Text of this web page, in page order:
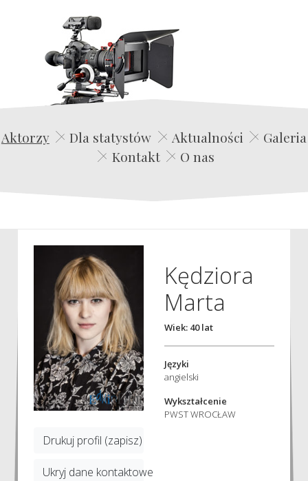
Edwin Film Agencja Aktorska
Aktorzy Dla statystów Aktualności
Galeria
Kontakt
O nas
Drukuj profil (zapisz)
Ukryj dane kontaktowe
Kędziora
Marta
Wiek: 40 lat
Języki
angielski
Wykształcenie
PWST WROCŁAW